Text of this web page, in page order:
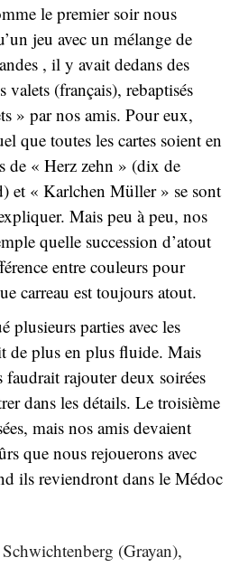
le premier soir nous
jeu avec un mélange de
, il y avait dedans des
valets (français), rebaptisés
» par nos amis. Pour eux,
que toutes les cartes soient en
de « Herz zehn » (dix de
et « Karlchen Müller » se sont
Mais peu à peu, nos
quelle succession d’atout
entre couleurs pour
carreau est toujours atout.
plusieurs parties avec les
de plus en plus fluide. Mais
faudrait rajouter deux soirées
dans les détails. Le troisième
mais nos amis devaient
que nous rejouerons avec
ils reviendront dans le Médoc
(Grayan),